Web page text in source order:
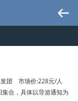
发团 市场价:228元/人
合，具体以导游通知为